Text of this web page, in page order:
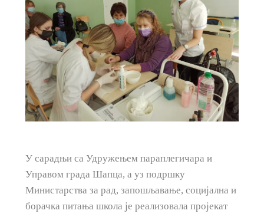
У сарадњи са Удружењем параплегичара и
Управом града Шапца, а уз подршку
Министарства за рад, запошљавање, социјална и
борачка питања школа је реализовала пројекат